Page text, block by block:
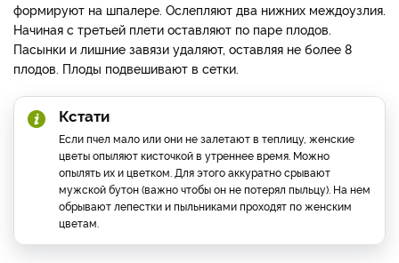
формируют на шпалере. Ослепляют два нижних междоузлия.
Начиная с третьей плети оставляют по паре плодов.
Пасынки и лишние завязи удаляют, оставляя не более 8
плодов. Плоды подвешивают в сетки.
Кстати
Если пчел мало или они не залетают в теплицу, женские
цветы опыляют кисточкой в утреннее время. Можно
опылять их и цветком. Для этого аккуратно срывают
мужской бутон (важно чтобы он не потерял пыльцу). На нем
обрывают лепестки и пыльниками проходят по женским
цветам.